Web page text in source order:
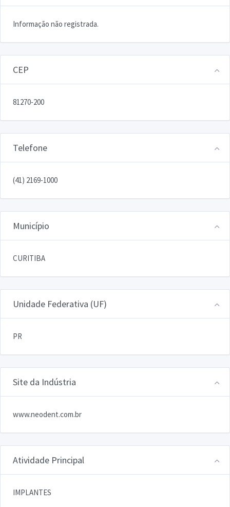
Informação não registrada.
CEP
81270-200
Telefone
(41) 2169-1000
Município
CURITIBA
Unidade Federativa (UF)
PR
Site da Indústria
www.neodent.com.br
Atividade Principal
IMPLANTES